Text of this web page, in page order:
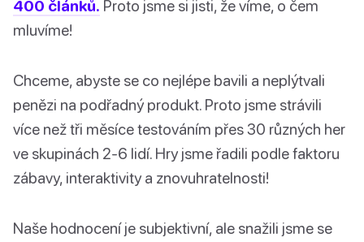
400 článků. Proto jsme si jisti, že víme, o čem
mluvíme!
Chceme, abyste se co nejlépe bavili a neplýtvali
penězi na podřadný produkt. Proto jsme strávili
více než tři měsíce testováním přes 30 různých her
ve skupinách 2-6 lidí. Hry jsme řadili podle faktoru
zábavy, interaktivity a znovuhratelnosti!
Naše hodnocení je subjektivní, ale snažili jsme se